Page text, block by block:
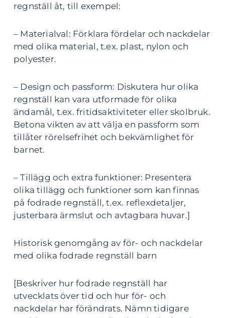
regnställ åt, till exempel:
– Materialval: Förklara fördelar och nackdelar
med olika material, t.ex. plast, nylon och
polyester.
– Design och passform: Diskutera hur olika
regnställ kan vara utformade för olika
ändamål, t.ex. fritidsaktiviteter eller skolbruk.
Betona vikten av att välja en passform som
tillåter rörelsefrihet och bekvämlighet för
barnet.
– Tillägg och extra funktioner: Presentera
olika tillägg och funktioner som kan finnas
på fodrade regnställ, t.ex. reflexdetaljer,
justerbara ärmslut och avtagbara huvar.]
Historisk genomgång av för- och nackdelar
med olika fodrade regnställ barn
[Beskriver hur fodrade regnställ har
utvecklats över tid och hur för- och
nackdelar har förändrats. Nämn tidigare